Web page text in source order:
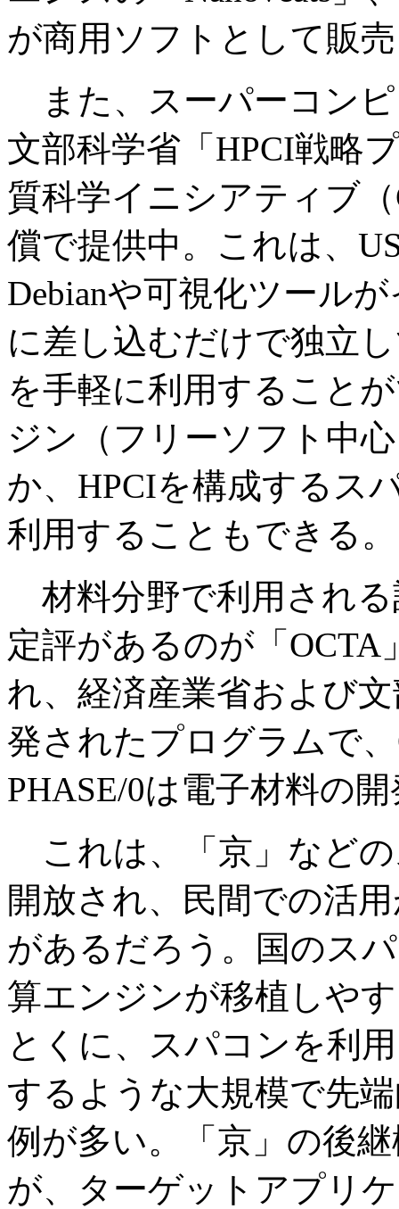
が商用ソフトとして販
また、スーパーコン
文部科学省「HPCI戦略
質科学イニシアティブ
償で提供中。これは、
Debianや可視化ツール
に差し込むだけで独立
を手軽に利用すること
ジン（フリーソフト中
か、HPCIを構成するス
利用することもできる。
材料分野で利用され
定評があるのが「OCTA
れ、経済産業省および
発されたプログラムで
PHASE/0は電子材料の
これは、「京」など
開放され、民間での活
があるだろう。国のス
算エンジンが移植しや
とくに、スパコンを利
するような大規模で先
例が多い。「京」の後
が、ターゲットアプリ